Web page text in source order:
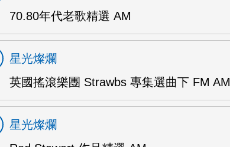
70.80年代老歌精選 AM
星光燦爛
英國搖滾樂團 Strawbs 專集選曲下 FM AM
星光燦爛